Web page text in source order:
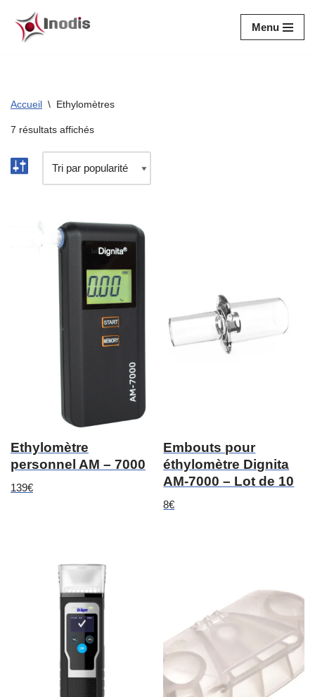
Aller
Menu
Accueil \ Ethylomètres
7 résultats affichés
Ethylomètre
personnel AM – 7000
139€
Embouts pour
éthylomètre Dignita
AM-7000 – Lot de 10
8€